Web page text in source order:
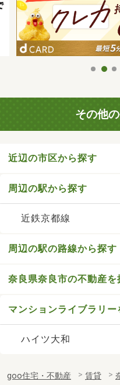
その他
近辺の市区から探す
周辺の駅から探す
近鉄京都線
周辺の駅の路線から探す
奈良県奈良市の不動産を
マンションライブラリー
ハイツ大和
goo住宅・不動産 賃貸